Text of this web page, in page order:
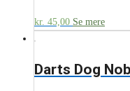
kr. 45,00 Se mere
Darts Dog